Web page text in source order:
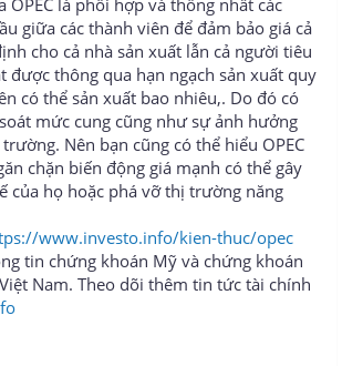
giữa các thành viên để đảm bảo giá cả
cho cả nhà sản xuất lẫn cả người tiêu
được thông qua hạn ngạch sản xuất quy
có thể sản xuất bao nhiêu,. Do đó có
mức cung cũng như sự ảnh hưởng
Nên bạn cũng có thể hiểu OPEC
chặn biến động giá mạnh có thể gây
của họ hoặc phá vỡ thị trường năng
www.investo.info/kien-thuc/opec
tin chứng khoán Mỹ và chứng khoán
Nam. Theo dõi thêm tin tức tài chính